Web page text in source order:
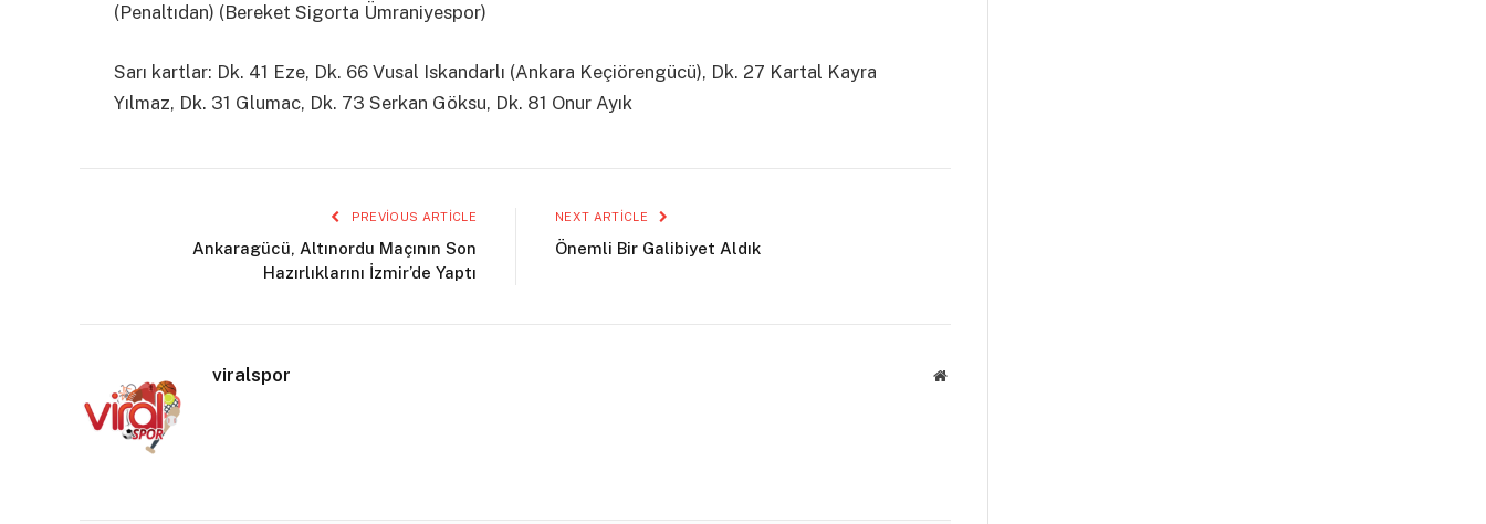
(Penaltıdan) (Bereket Sigorta Ümraniyespor)
Sarı kartlar: Dk. 41 Eze, Dk. 66 Vusal Iskandarlı (Ankara Keçiörengücü), Dk. 27 Kartal Kayra
Yılmaz, Dk. 31 Glumac, Dk. 73 Serkan Göksu, Dk. 81 Onur Ayık
PREVIOUS ARTICLE
Ankaragücü, Altınordu Maçının Son
Hazırlıklarını İzmir’de Yaptı
NEXT ARTICLE
Önemli Bir Galibiyet Aldık
viralspor Website